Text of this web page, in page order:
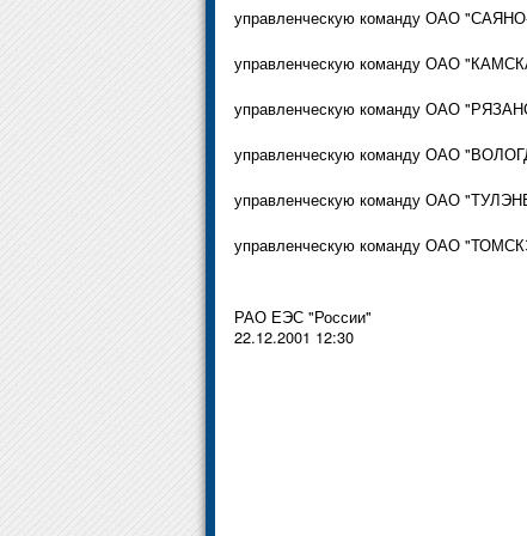
управленческую команду ОАО
управленческую команду ОАО
управленческую команду ОАО
управленческую команду ОАО
управленческую команду ОАО
управленческую команду ОАО
РАО ЕЭС "России"
22.12.2001 12:30